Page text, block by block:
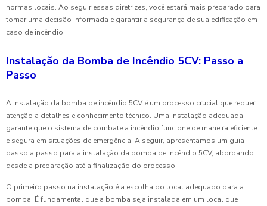
normas locais. Ao seguir essas diretrizes, você estará mais preparado para
tomar uma decisão informada e garantir a segurança de sua edificação em
caso de incêndio.
Instalação da Bomba de Incêndio 5CV: Passo a
Passo
A instalação da bomba de incêndio 5CV é um processo crucial que requer
atenção a detalhes e conhecimento técnico. Uma instalação adequada
garante que o sistema de combate a incêndio funcione de maneira eficiente
e segura em situações de emergência. A seguir, apresentamos um guia
passo a passo para a instalação da bomba de incêndio 5CV, abordando
desde a preparação até a finalização do processo.
O primeiro passo na instalação é a escolha do local adequado para a
bomba. É fundamental que a bomba seja instalada em um local que